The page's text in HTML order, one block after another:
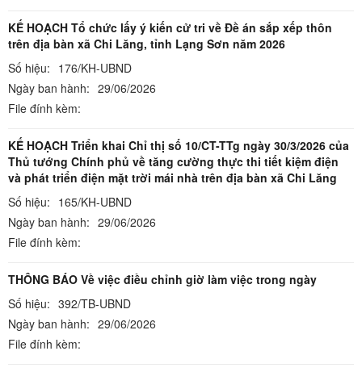
KẾ HOẠCH Tổ chức lấy ý kiến cử tri về Đề án sắp xếp thôn
trên địa bàn xã Chi Lăng, tỉnh Lạng Sơn năm 2026
Số hiệu: 176/KH-UBND
Ngày ban hành: 29/06/2026
File đính kèm:
KẾ HOẠCH Triển khai Chỉ thị số 10/CT-TTg ngày 30/3/2026 của
Thủ tướng Chính phủ về tăng cường thực thi tiết kiệm điện
và phát triển điện mặt trời mái nhà trên địa bàn xã Chi Lăng
Số hiệu: 165/KH-UBND
Ngày ban hành: 29/06/2026
File đính kèm:
THÔNG BÁO Về việc điều chỉnh giờ làm việc trong ngày
Số hiệu: 392/TB-UBND
Ngày ban hành: 29/06/2026
File đính kèm: